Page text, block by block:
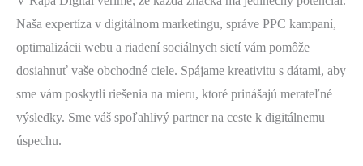
Naša expertíza v digitálnom marketingu, správe PPC kampaní,
optimalizácii webu a riadení sociálnych sietí vám pomôže
dosiahnuť vaše obchodné ciele. Spájame kreativitu s dátami, aby
sme vám poskytli riešenia na mieru, ktoré prinášajú merateľné
výsledky. Sme váš spoľahlivý partner na ceste k digitálnemu
úspechu.